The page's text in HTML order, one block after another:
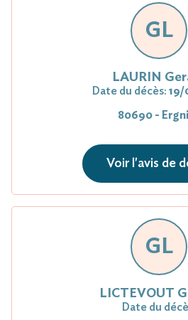
GL
LAURIN
Date du décès: 19/
80690 -
Voir l'avis de
GL
LICTEVOUT
Date du